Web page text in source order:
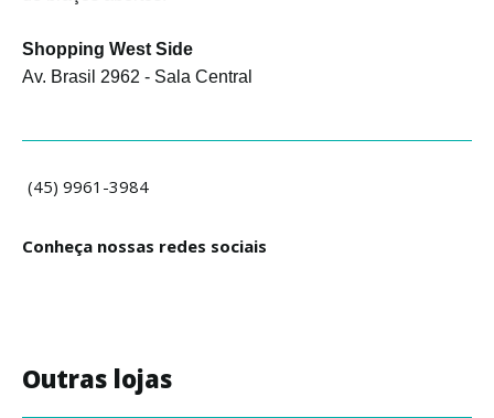
Shopping West Side
Av. Brasil 2962 - Sala Central
(45) 9961-3984
Conheça nossas redes sociais
Outras lojas